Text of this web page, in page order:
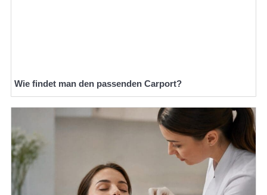
Wie findet man den passenden Carport?